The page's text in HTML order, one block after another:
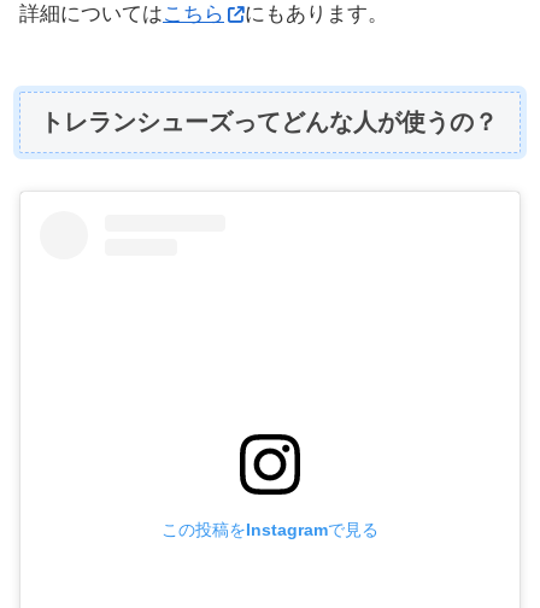
詳細についてはこちら にもあります。
トレランシューズってどんな人が使うの？
この投稿をInstagramで見る